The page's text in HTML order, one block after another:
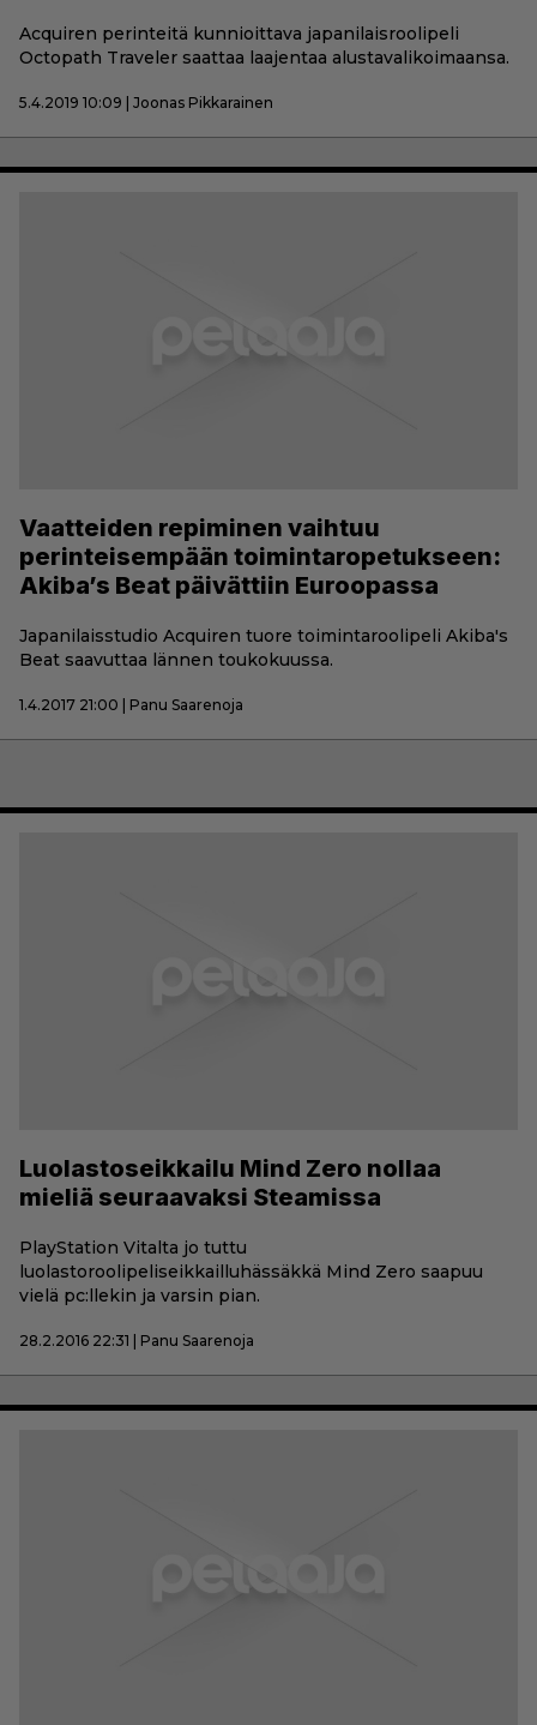
Acquiren perinteitä kunnioittava japanilaisroolipeli
Octopath Traveler saattaa laajentaa alustavalikoimaansa.
5.4.2019 10:09 | Joonas Pikkarainen
Vaatteiden repiminen vaihtuu
perinteisempään toimintaropetukseen:
Akiba’s Beat päivättiin Euroopassa
Japanilaisstudio Acquiren tuore toimintaroolipeli Akiba's
Beat saavuttaa lännen toukokuussa.
1.4.2017 21:00 | Panu Saarenoja
Luolastoseikkailu Mind Zero nollaa
mieliä seuraavaksi Steamissa
PlayStation Vitalta jo tuttu
luolastoroolipeliseikkailluhässäkkä Mind Zero saapuu
vielä pc:llekin ja varsin pian.
28.2.2016 22:31 | Panu Saarenoja